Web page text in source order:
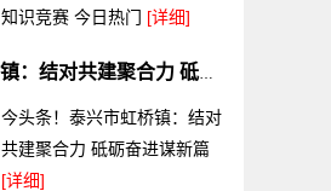
知识竞赛 今日热门 [详细]
今头条！泰兴市虹桥镇：结对共建聚合力 砥砺奋进谋新篇
今头条！泰兴市虹桥镇：结对
共建聚合力 砥砺奋进谋新篇
[详细]